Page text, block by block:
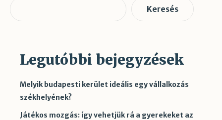
Keresés
Legutóbbi bejegyzések
Melyik budapesti kerület ideális egy vállalkozás
székhelyének?
Játékos mozgás: így vehetjük rá a gyerekeket az